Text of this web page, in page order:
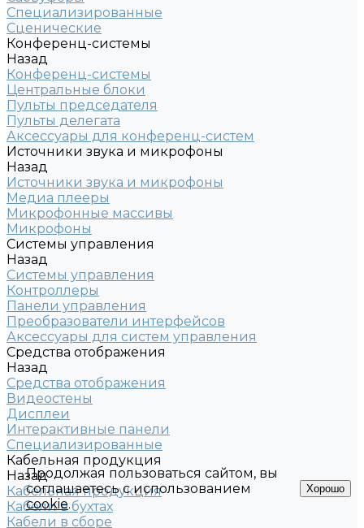
Специализированные
Сценические
Конференц-системы
Назад
Конференц-системы
Центральные блоки
Пульты председателя
Пульты делегата
Аксессуары для конференц-систем
Источники звука и микрофоны
Назад
Источники звука и микрофоны
Медиа плееры
Микрофонные массивы
Микрофоны
Системы управления
Назад
Системы управления
Контроллеры
Панели управления
Преобразователи интерфейсов
Аксессуары для систем управления
Средства отображения
Назад
Средства отображения
Видеостены
Дисплеи
Интерактивные панели
Специализированные
Кабельная продукция
Назад
Кабельная продукция
Кабели в бухтах
Кабели в сборе
Продолжая пользоваться сайтом, вы
соглашаетесь с использованием
cookie.
Хорошо